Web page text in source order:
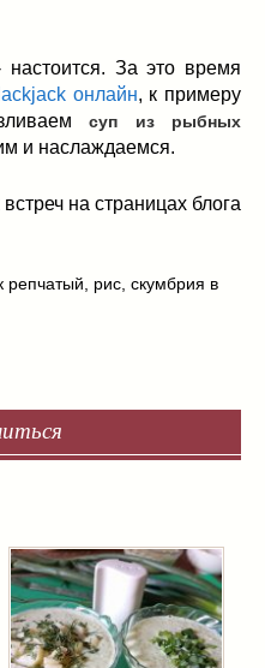
За это время
онлайн, к примеру
суп из рыбных
и наслаждаемся.
на страницах блога
репчатый, рис, скумбрия в